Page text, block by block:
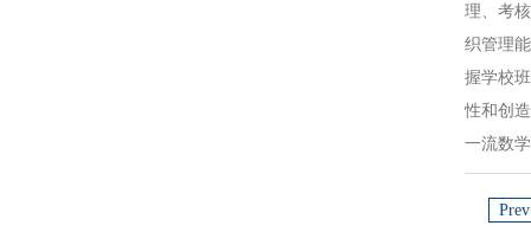
理、考
织管理
握学校
性和创
一流数
Prev